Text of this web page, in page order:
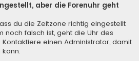
aber die Forenuhr geht
du die Zeitzone richtig eingestellt
noch falsch ist, geht die Uhr des
einen Administrator, damit